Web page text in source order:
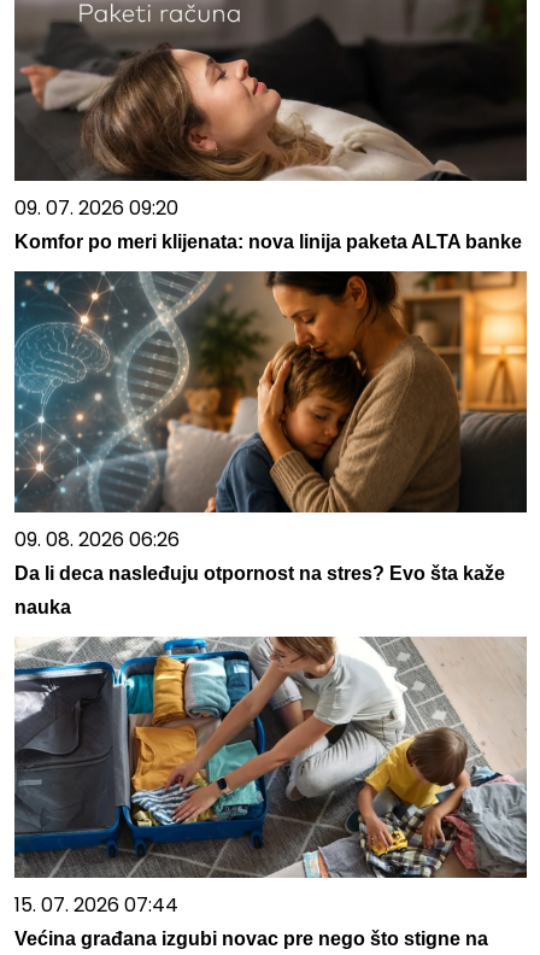
09. 07. 2026 09:20
Komfor po meri klijenata: nova linija paketa ALTA banke
09. 08. 2026 06:26
Da li deca nasleđuju otpornost na stres? Evo šta kaže
nauka
15. 07. 2026 07:44
Većina građana izgubi novac pre nego što stigne na